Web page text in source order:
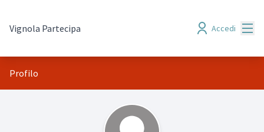
Vignola Partecipa Accedi
Profilo